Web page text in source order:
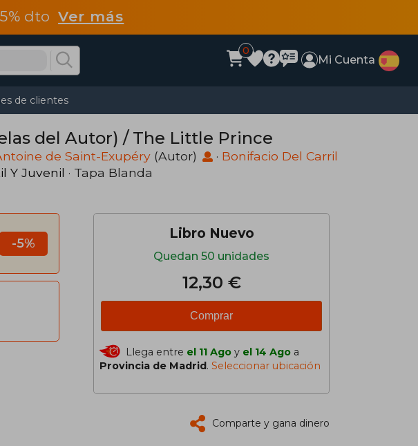
5% dtoVer más
0
Mi Cuenta
de clientes
del Autor) / The Little Prince
de Saint-Exupéry (Autor) · Bonifacio Del Carril
Y Juvenil · Tapa Blanda
-5%
Libro Nuevo
Quedan 50 unidades
12,30 €
Comprar
Llega entre el 11 Ago y el 14 Ago a
Provincia de Madrid. Seleccionar ubicación
Comparte y gana dinero